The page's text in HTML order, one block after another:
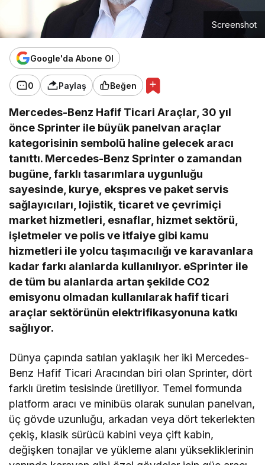
Screenshot
Google'da Abone Ol
0 Paylaş Beğen
Mercedes-Benz Hafif Ticari Araçlar, 30 yıl
önce Sprinter ile büyük panelvan araçlar
kategorisinin sembolü haline gelecek aracı
tanıttı. Mercedes-Benz Sprinter o zamandan
bugüne, farklı tasarımlara uygunluğu
sayesinde, kurye, ekspres ve paket servis
sağlayıcıları, lojistik, ticaret ve çevrimiçi
market hizmetleri, esnaflar, hizmet sektörü,
işletmeler ve polis ve itfaiye gibi kamu
hizmetleri ile yolcu taşımacılığı ve karavanlara
kadar farkı alanlarda kullanılıyor. eSprinter ile
de tüm bu alanlarda artan şekilde CO2
emisyonu olmadan kullanılarak hafif ticari
araçlar sektörünün elektrifikasyonuna katkı
sağlıyor.
Dünya çapında satılan yaklaşık her iki Mercedes-
Benz Hafif Ticari Aracından biri olan Sprinter, dört
farklı üretim tesisinde üretiliyor. Temel formunda
platform aracı ve minibüs olarak sunulan panelvan,
üç gövde uzunluğu, arkadan veya dört tekerlekten
çekiş, klasik sürücü kabini veya çift kabin,
değişken tonajlar ve yükleme alanı yüksekliklerinin